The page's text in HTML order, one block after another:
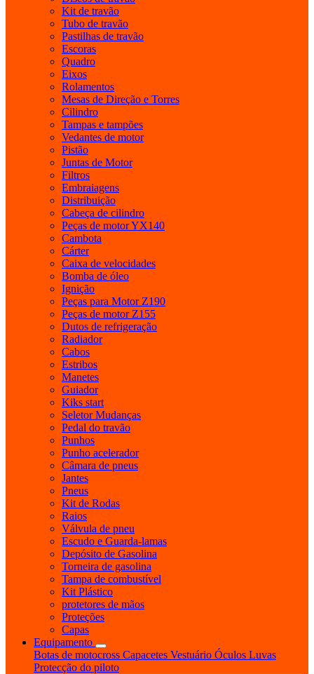
Kit de travão
Tubo de travão
Pastilhas de travão
Escoras
Quadro
Eixos
Rolamentos
Mesas de Direção e Torres
Cilindro
Tampas e tampões
Vedantes de motor
Pistão
Juntas de Motor
Filtros
Embraiagens
Distribuição
Cabeça de cilindro
Peças de motor YX140
Cambota
Cárter
Caixa de velocidades
Bomba de óleo
Ignição
Peças para Motor Z190
Peças de motor Z155
Dutos de refrigeração
Radiador
Cabos
Estribos
Manetes
Guiador
Kiks start
Seletor Mudanças
Pedal do travão
Punhos
Punho acelerador
Câmara de pneus
Jantes
Pneus
Kit de Rodas
Raios
Válvula de pneu
Escudo e Guarda-lamas
Depósito de Gasolina
Torneira de gasolina
Tampa de combustível
Kit Plástico
protetores de mãos
Proteções
Capas
Equipamento
Botas de motocross Capacetes Vestuário Óculos Luvas
Protecção do piloto